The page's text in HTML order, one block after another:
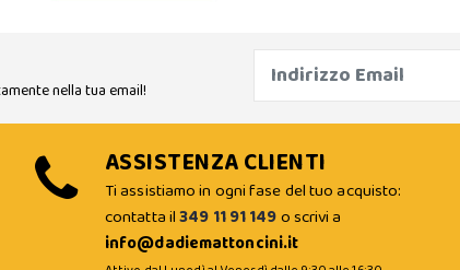
nella tua email!
ASSISTENZA CLIENTI
Ti assistiamo in ogni fase del tuo acquisto:
contatta il349 11 91 149o scrivi a
info@dadiemattoncini.it